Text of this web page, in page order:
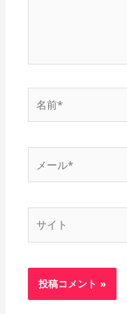
前
ー
*